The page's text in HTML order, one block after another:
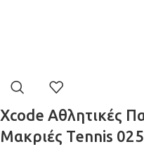
Xcode Αθλητικές
Μακριές Tennis